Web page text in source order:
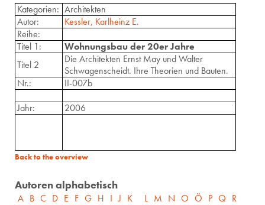
Kategorien: Architekten
Autor:
Kessler, Karlheinz E.
Reihe:
Titel 1:
Wohnungsbau der 20er Jahre
Titel 2
Die Architekten Ernst May und Walter
Schwagenscheidt. Ihre Theorien und Bauten.
Nr.:
II-007b
Jahr:
2006
Back to the overview
Autoren alphabetisch
A B C D E F G H I J K L M N O Ö P Q R